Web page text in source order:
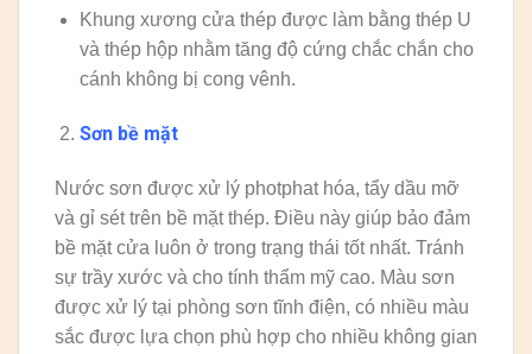
Khung xương cửa thép được làm bằng thép U
và thép hộp nhằm tăng độ cứng chắc chắn cho
cánh không bị cong vênh.
Sơn bề mặt
Nước sơn được xử lý photphat hóa, tẩy dầu mỡ
và gỉ sét trên bề mặt thép. Điều này giúp bảo đảm
bề mặt cửa luôn ở trong trạng thái tốt nhất. Tránh
sự trầy xước và cho tính thẩm mỹ cao. Màu sơn
được xử lý tại phòng sơn tĩnh điện, có nhiều màu
sắc được lựa chọn phù hợp cho nhiều không gian